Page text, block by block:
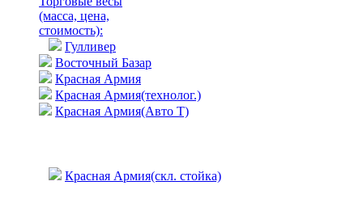
(масса, цена,
стоимость):
Гулливер
Восточный Базар
Красная Армия
Красная Армия(технолог.)
Красная Армия(Авто Т)
Красная Армия(скл. стойка)